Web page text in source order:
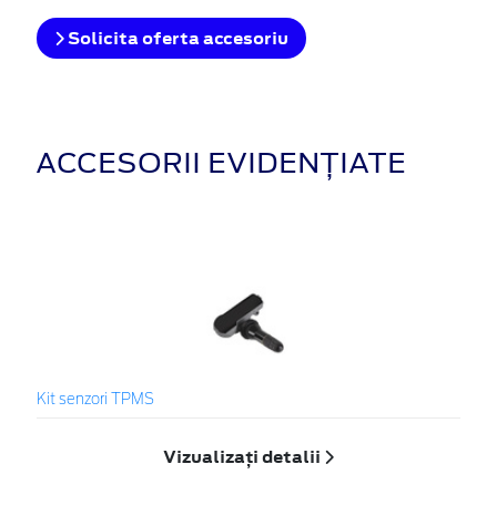
Solicita oferta accesoriu
ACCESORII EVIDENȚIATE
Kit senzori TPMS
Vizualizați detalii